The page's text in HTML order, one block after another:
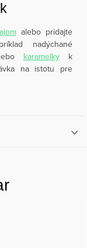
alebo pridajte
nadýchané
karamelky k
na istotu pre